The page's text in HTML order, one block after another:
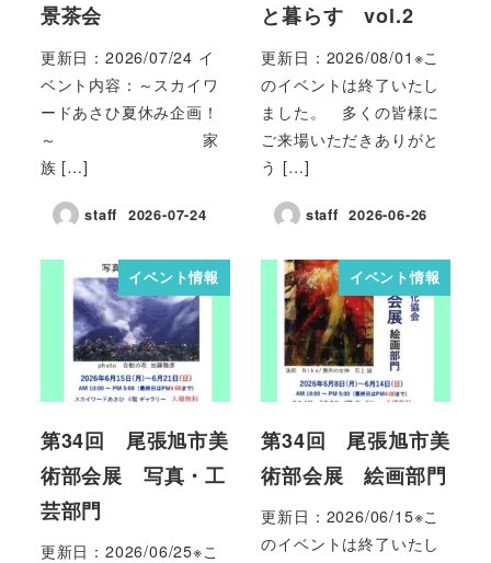
景茶会
更新日：2026/07/24 イ
ベント内容：～スカイワ
ードあさひ夏休み企画！
～ 家
族 […]
staff 2026-07-24
と暮らす vol.2
更新日：2026/08/01※こ
のイベントは終了いたし
ました。 多くの皆様に
ご来場いただきありがと
う […]
staff 2026-06-26
イベント情報
第34回 尾張旭市美
術部会展 写真・工
芸部門
更新日：2026/06/25※こ
イベント情報
第34回 尾張旭市美
術部会展 絵画部門
更新日：2026/06/15※こ
のイベントは終了いたし